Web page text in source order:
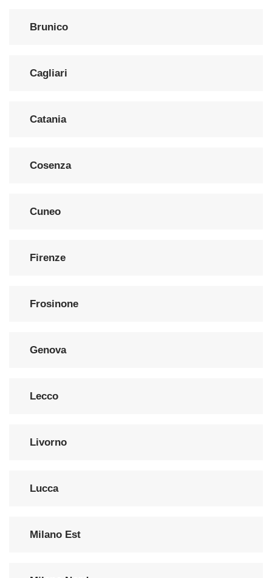
Brunico
Cagliari
Catania
Cosenza
Cuneo
Firenze
Frosinone
Genova
Lecco
Livorno
Lucca
Milano Est